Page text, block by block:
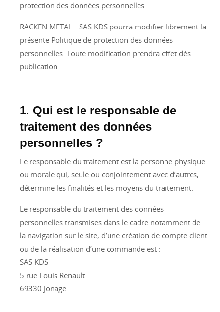
protection des données personnelles.
RACKEN METAL - SAS KDS pourra modifier librement la
présente Politique de protection des données
personnelles. Toute modification prendra effet dès
publication.
1. Qui est le responsable de
traitement des données
personnelles ?
Le responsable du traitement est la personne physique
ou morale qui, seule ou conjointement avec d’autres,
détermine les finalités et les moyens du traitement.
Le responsable du traitement des données
personnelles transmises dans le cadre notamment de
la navigation sur le site, d’une création de compte client
ou de la réalisation d’une commande est :
SAS KDS
5 rue Louis Renault
69330 Jonage